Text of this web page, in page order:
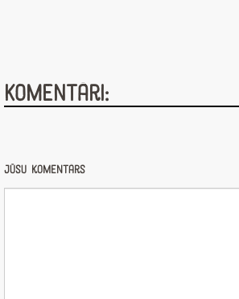
Komentāri:
Jūsu komentārs